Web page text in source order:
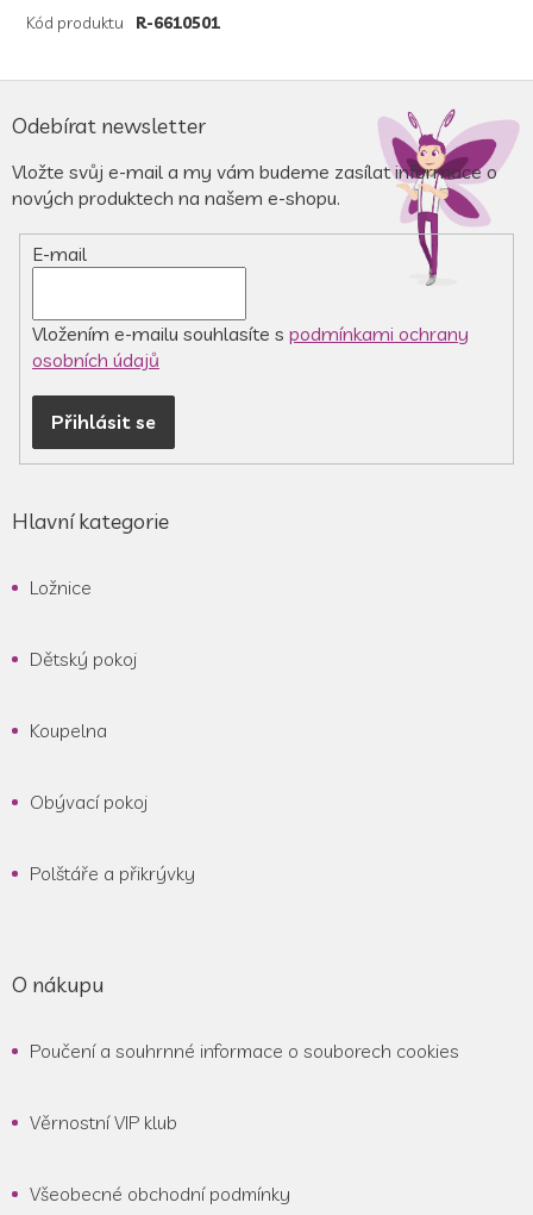
Kód produktu
R-6610501
á
a
Odebírat newsletter
Vložte svůj e-mail a my vám budeme zasílat informace o
nových produktech na našem e-shopu.
E-mail
Vložením e-mailu souhlasíte s podmínkami ochrany
osobních údajů
Přihlásit se
Hlavní kategorie
Ložnice
Dětský pokoj
Koupelna
Obývací pokoj
Polštáře a přikrývky
O nákupu
Poučení a souhrnné informace o souborech cookies
Věrnostní VIP klub
Všeobecné obchodní podmínky